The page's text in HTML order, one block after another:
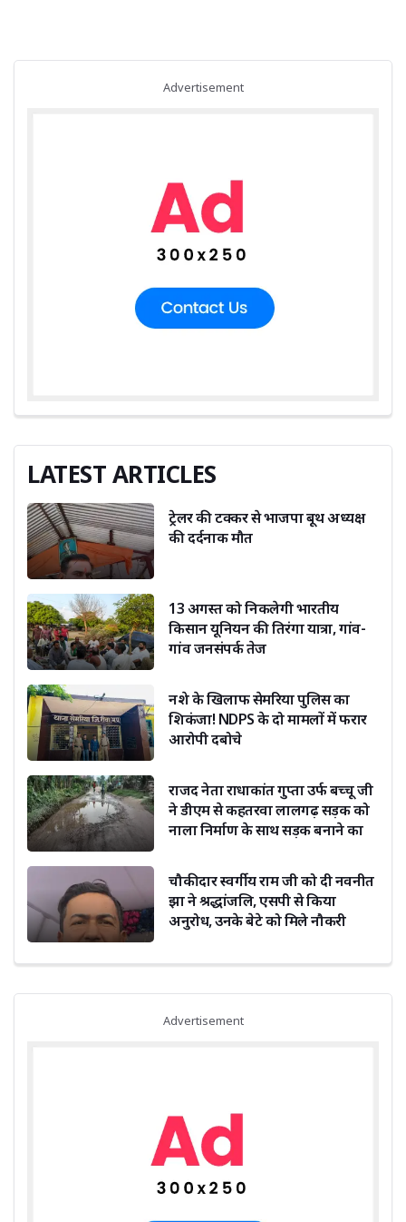
Advertisement
LATEST ARTICLES
ट्रेलर की टक्कर से भाजपा बूथ अध्यक्ष
की दर्दनाक मौत
13 अगस्त को निकलेगी भारतीय
किसान यूनियन की तिरंगा यात्रा, गांव-
गांव जनसंपर्क तेज
नशे के खिलाफ सेमरिया पुलिस का
शिकंजा! NDPS के दो मामलों में फरार
आरोपी दबोचे
राजद नेता राधाकांत गुप्ता उर्फ बच्चू जी
ने डीएम से कहतरवा लालगढ़ सड़क को
नाला निर्माण के साथ सड़क बनाने का
चौकीदार स्वर्गीय राम जी को दी नवनीत
झा ने श्रद्धांजलि, एसपी से किया
अनुरोध, उनके बेटे को मिले नौकरी
Advertisement